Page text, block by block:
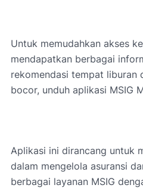
Untuk memudahkan akses
mendapatkan berbagai
rekomendasi tempat liburan
bocor, unduh aplikasi MSIG
Aplikasi ini dirancang untuk
dalam mengelola asuransi
berbagai layanan MSIG